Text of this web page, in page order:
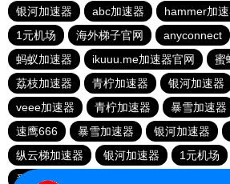
银河加速器
abc加速器 hammer加
1元机场
海外梯子官网 anyconnect
蚂蚁加速器
ikuuu.me加速器官网
蜜
荔枝加速器
青柠加速器 银河加速器
veee加速器
青柠加速器 暴雪加速器
速鹰666
暴雪加速器 银河加速器
纵云梯加速器
银河加速器 1元机场
番石榴加速器